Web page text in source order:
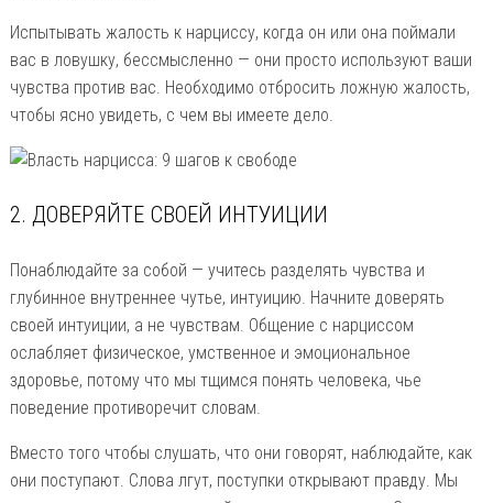
Испытывать жалость к нарциссу, когда он или она поймали
вас в ловушку, бессмысленно — они просто используют ваши
чувства против вас. Необходимо отбросить ложную жалость,
чтобы ясно увидеть, с чем вы имеете дело.
2. ДОВЕРЯЙТЕ СВОЕЙ ИНТУИЦИИ
Понаблюдайте за собой — учитесь разделять чувства и
глубинное внутреннее чутье, интуицию. Начните доверять
своей интуиции, а не чувствам. Общение с нарциссом
ослабляет физическое, умственное и эмоциональное
здоровье, потому что мы тщимся понять человека, чье
поведение противоречит словам.
Вместо того чтобы слушать, что они говорят, наблюдайте, как
они поступают. Слова лгут, поступки открывают правду. Мы